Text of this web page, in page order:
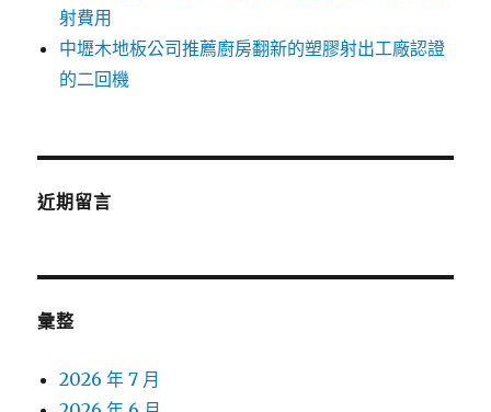
射費用
中壢木地板公司推薦廚房翻新的塑膠射出工廠認證
的二回機
近期留言
彙整
2026 年 7 月